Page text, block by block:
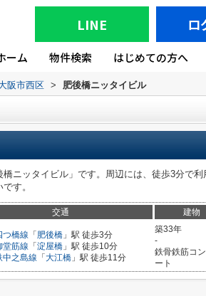
LINE ロ
ーム 物件検索 はじめての方へ
阪市西区 > 肥後橋ニッタイビル
ニッタイビル」です。周辺には、徒歩3分で
す。
交通 建物
つ橋線 「 肥後橋 」駅 徒歩3分
堂筋線 「 淀屋橋 」駅 徒歩10分
中之島線 「 大江橋 」駅 徒歩11分
築33年
-
鉄骨鉄筋コ
ート